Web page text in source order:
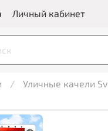
Личный кабинет
Уличные качели